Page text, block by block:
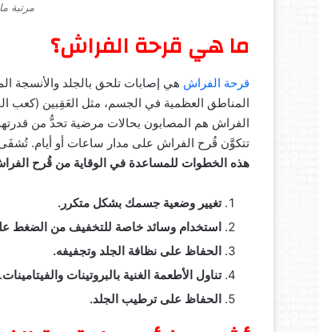
مرتبة
ما هي قرحة الفراش؟
قرحة الفراش هي إصابات تلحق بالجلد والأنسجة
المناطق العظمية في الجسم، مثل العَقِبين (كعب
الفراش هم المصابون بحالات مرضية تحدُّ من
تتكوَّن قُرح الفراش على مدار ساعات أو أيام.
هذه الخطوات للمساعدة في الوقاية من قُرح
تغيير وضعية جسمك بشكل متكرر.
استخدام وسائد خاصة للتخفيف من الضغط
الحفاظ على نظافة الجلد وتجفيفه.
تناول الأطعمة الغنية بالبروتينات والفيتامينات.
الحفاظ على ترطيب الجلد.